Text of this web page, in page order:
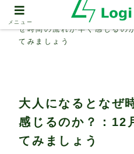
人材育成・採用
ぜ時間の流れが早く感じるの
てみましょう
大人になるとなぜ
感じるのか？：12
てみましょう
メニュー